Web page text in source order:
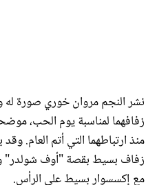
نشر النجم مروان خوري صورة
زفافهما لمناسبة يوم الحب،
منذ ارتباطهما التي أتم العام.
زفاف بسيط بقصة "أوف شولدر"
مع إكسسوار بسيط على الرأس.